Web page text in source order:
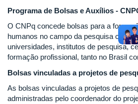
Programa de Bolsas e Auxílios -
O CNPq concede bolsas para a
humanos no campo da pesquisa
universidades, institutos de pesquisa,
formação profissional, tanto no Brasil
Bolsas vinculadas a projetos de
As bolsas vinculadas a projetos de
administradas pelo coordenador do